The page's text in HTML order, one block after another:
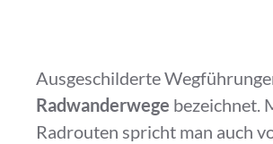
Ausgeschilderte
Radwanderwege bezeichnet.
Radrouten spricht man auch